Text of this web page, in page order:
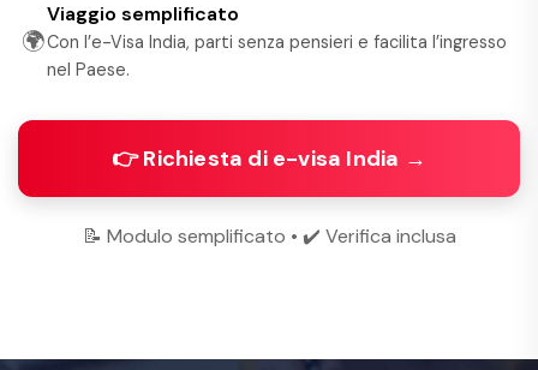
🌍
Viaggio semplificato
Con l’e-Visa India, parti senza pensieri e facilita l’ingresso
nel Paese.
👉 Richiesta di e-visa India →
📝 Modulo semplificato • ✔️ Verifica inclusa